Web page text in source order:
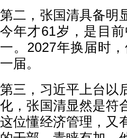
第二，张国清具备明
今年才61岁，是目
一。2027年换届时
一届。
第三，习近平上台以
化，张国清显然是符
这位懂经济管理，又